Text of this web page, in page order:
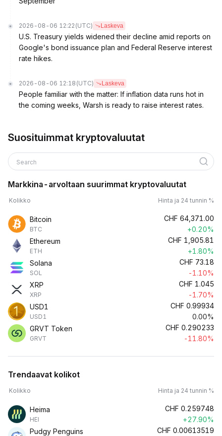
2026-08-06 12:22 (UTC) Laskeva
U.S. Treasury yields widened their decline amid reports on
Google's bond issuance plan and Federal Reserve interest
rate hikes.
2026-08-06 12:18 (UTC) Laskeva
People familiar with the matter: If inflation data runs hot in
the coming weeks, Warsh is ready to raise interest rates.
Suosituimmat kryptovaluutat
Search
Markkina-arvoltaan suurimmat kryptovaluutat
Kolikko Hinta ja 24 tunnin %
Bitcoin
BTC
CHF 64,371.00
+0.20%
Ethereum
ETH
CHF 1,905.81
+1.80%
Solana
SOL
CHF 73.18
-1.10%
XRP
XRP
CHF 1.045
-1.70%
USD1
USD1
CHF 0.99934
0.00%
GRVT Token
GRVT
CHF 0.290233
-11.80%
Trendaavat kolikot
Kolikko Hinta ja 24 tunnin %
Heima
HEI
CHF 0.259748
+27.90%
Pudgy Penguins
CHF 0.00613519